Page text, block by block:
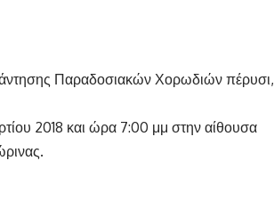
Παραδοσιακών Χορωδιών πέρυσι,
2018 και ώρα 7:00 μμ στην αίθουσα